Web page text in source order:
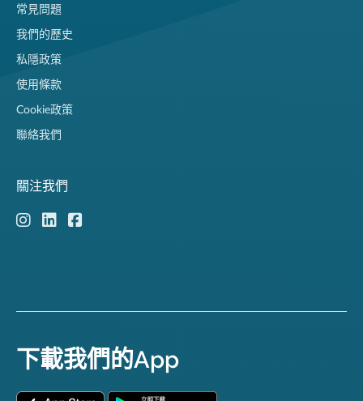
常見問題
我們的歷史
私隱政策
使用條款
Cookie政策
聯絡我們
關注我們
下載我們的App